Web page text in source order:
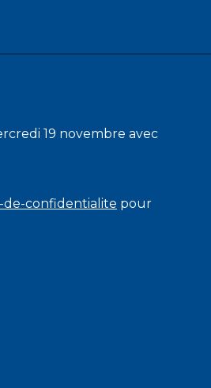
19 novembre avec
de-confidentialite pour